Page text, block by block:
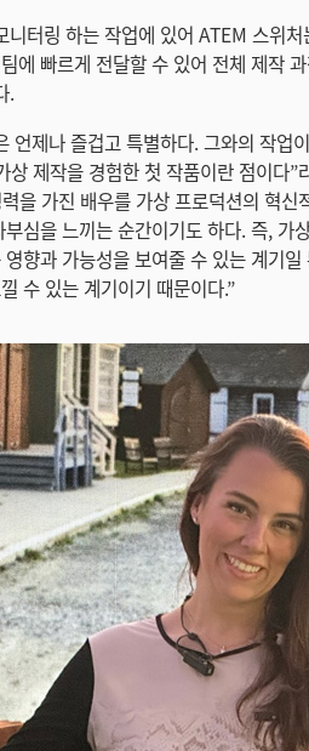
터링 하는 작업에 있어 ATEM 스위
에 빠르게 전달할 수 있어 전체 제작
.
언제나 즐겁고 특별하다. 그와의 작업
제작을 경험한 첫 작품이란 점이다”
을 가진 배우를 가상 프로덕션의 혁신
심을 느끼는 순간이기도 하다. 즉, 가
향과 가능성을 보여줄 수 있는 계기
수 있는 계기이기 때문이다.”